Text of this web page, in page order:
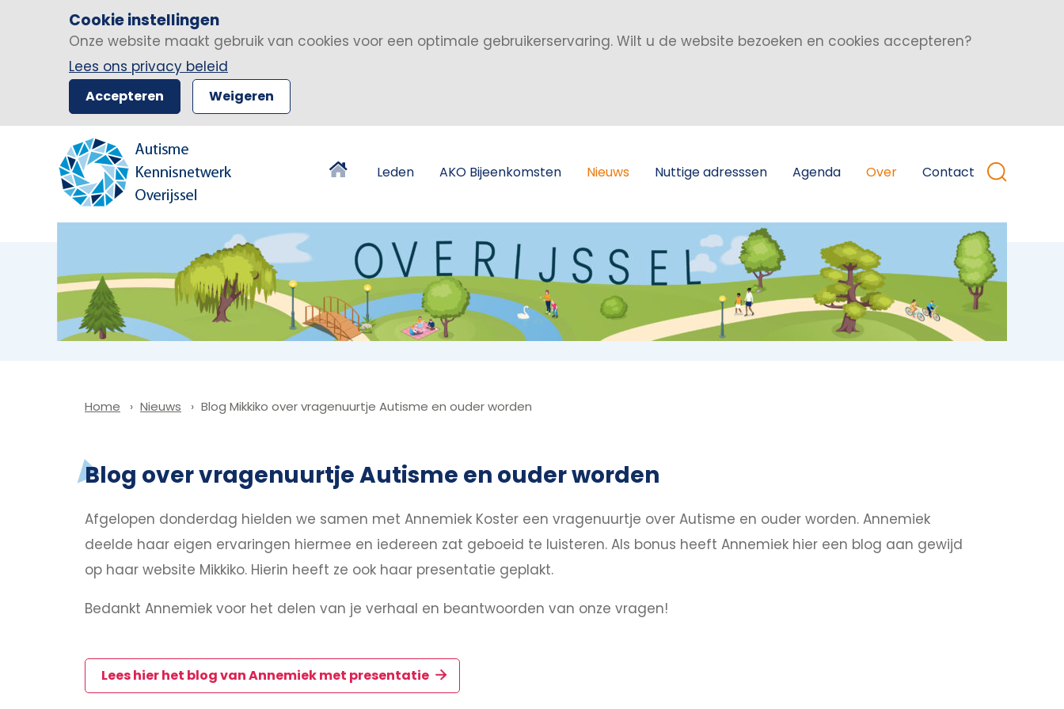
Cookie instellingen
Onze website maakt gebruik van cookies voor een optimale gebruikerservaring. Wilt u de website bezoeken en cookies accepteren?
Lees ons privacy beleid
Accepteren Weigeren
Leden AKO Bijeenkomsten Nieuws Nuttige adresssen Agenda Over Contact
Home Nieuws Blog Mikkiko over vragenuurtje Autisme en ouder worden
Blog over vragenuurtje Autisme en ouder worden
Afgelopen donderdag hielden we samen met Annemiek Koster een vragenuurtje over Autisme en ouder worden. Annemiek
deelde haar eigen ervaringen hiermee en iedereen zat geboeid te luisteren. Als bonus heeft Annemiek hier een blog aan gewijd
op haar website Mikkiko. Hierin heeft ze ook haar presentatie geplakt.
Bedankt Annemiek voor het delen van je verhaal en beantwoorden van onze vragen!
Lees hier het blog van Annemiek met presentatie